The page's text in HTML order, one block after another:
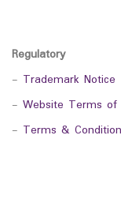
Regulatory
- Trademark Notice
- Website Terms of
- Terms &